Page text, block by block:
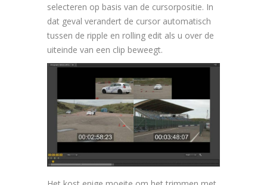
selecteren op basis van de cursorpositie. In
dat geval verandert de cursor automatisch
tussen de ripple en rolling edit als u over de
uiteinde van een clip beweegt.